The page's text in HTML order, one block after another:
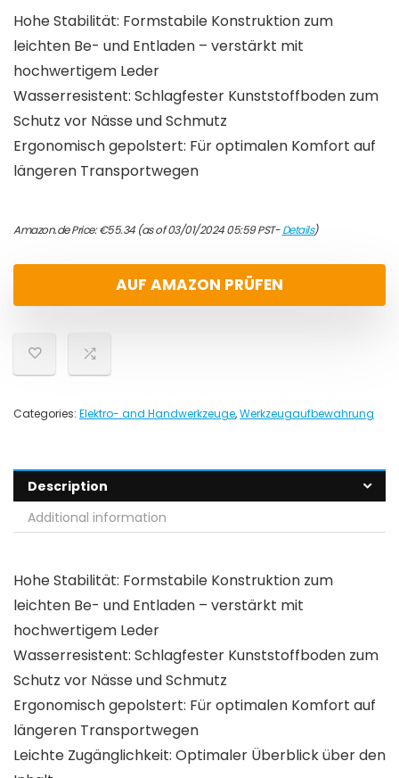
Hohe Stabilität: Formstabile Konstruktion zum
leichten Be- und Entladen – verstärkt mit
hochwertigem Leder
Wasserresistent: Schlagfester Kunststoffboden zum
Schutz vor Nässe und Schmutz
Ergonomisch gepolstert: Für optimalen Komfort auf
längeren Transportwegen
Amazon.de Price:€55.34(as of 03/01/2024 05:59 PST-Details)
AUF AMAZON PRÜFEN
Categories: Elektro- and Handwerkzeuge,Werkzeugaufbewahrung
Description
Additional information
Hohe Stabilität: Formstabile Konstruktion zum
leichten Be- und Entladen – verstärkt mit
hochwertigem Leder
Wasserresistent: Schlagfester Kunststoffboden zum
Schutz vor Nässe und Schmutz
Ergonomisch gepolstert: Für optimalen Komfort auf
längeren Transportwegen
Leichte Zugänglichkeit: Optimaler Überblick über den